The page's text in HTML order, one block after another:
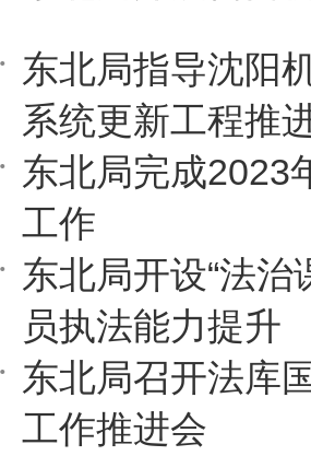
东北局指导沈阳
系统更新工程推
东北局完成2023
工作
东北局开设“法治
员执法能力提升
东北局召开法库
工作推进会